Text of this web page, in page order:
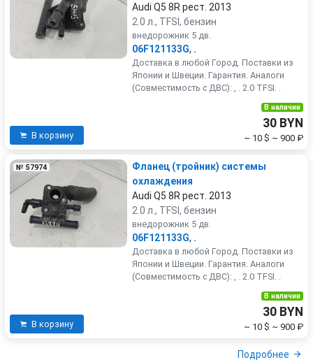
Audi Q5 8R рест. 2013
2.0 л., TFSI, бензин
внедорожник 5 дв.
06F121133G, .
Доставка в любой Город. Поставки из
Японии и Швеции. Гарантия. Аналоги
(Совместимость с ДВС): , . 2.0 TFSI. .
В корзину
В наличии
30 BYN
~ 10 $ ~ 900 ₽
№ 57974
Фланец (тройник) системы
охлаждения
Audi Q5 8R рест. 2013
2.0 л., TFSI, бензин
внедорожник 5 дв.
06F121133G, .
Доставка в любой Город. Поставки из
Японии и Швеции. Гарантия. Аналоги
(Совместимость с ДВС): , . 2.0 TFSI. .
В корзину
В наличии
30 BYN
~ 10 $ ~ 900 ₽
Подробнее